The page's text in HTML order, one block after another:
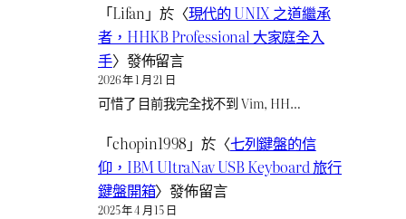
「Lifan 」於〈現代的 UNIX 之道繼承
者，HHKB Professional 大家庭全入
手〉發佈留言
2026 年 1 月 21 日
可惜了 目前我完全找不到 Vim, HH…
「chopin1998 」於〈七列鍵盤的信
仰，IBM UltraNav USB Keyboard 旅行
鍵盤開箱〉發佈留言
2025 年 4 月 15 日